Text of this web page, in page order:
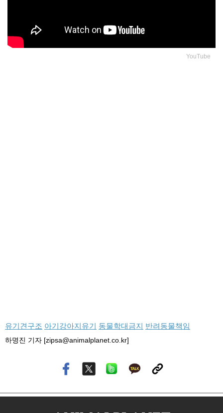
YouTube
유기견구조 아기강아지유기 동물학대금지 반려동물책임
하명진 기자 [zipsa@animalplanet.co.kr]